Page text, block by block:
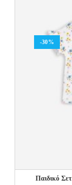
-30%
Παιδικό